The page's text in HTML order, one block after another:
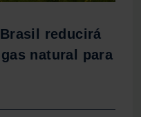
reducirá
natural para